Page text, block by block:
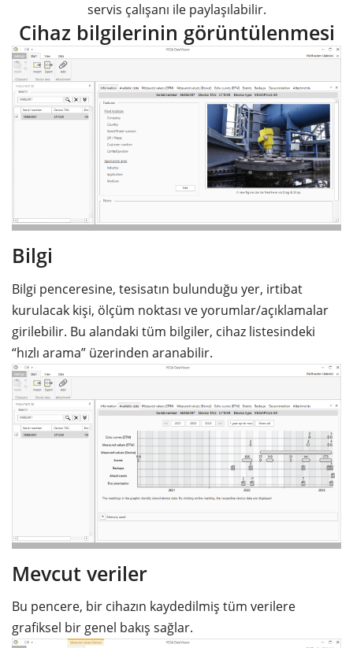
servis çalışanı ile paylaşılabilir.
Cihaz bilgilerinin görüntülenmesi
Bilgi
Bilgi penceresine, tesisatın bulunduğu yer, irtibat
kurulacak kişi, ölçüm noktası ve yorumlar/açıklamalar
girilebilir. Bu alandaki tüm bilgiler, cihaz listesindeki
“hızlı arama” üzerinden aranabilir.
Mevcut veriler
Bu pencere, bir cihazın kaydedilmiş tüm verilere
grafiksel bir genel bakış sağlar.